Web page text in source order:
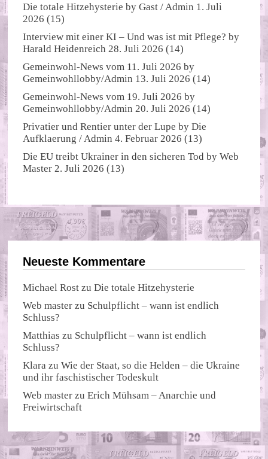
Die totale Hitzehysterie byGast / Admin 1. Juli
2026 (15)
Interview mit einer KI – Und was ist mit Pflege? by
Harald Heidenreich 28. Juli 2026 (14)
Gemeinwohl-News vom 11. Juli 2026 by
Gemeinwohllobby/Admin 13. Juli 2026 (14)
Gemeinwohl-News vom 19. Juli 2026 by
Gemeinwohllobby/Admin 20. Juli 2026 (14)
Privatier und Rentier unter der Lupe byDie
Aufklaerung / Admin 4. Februar 2026 (13)
Die EU treibt Ukrainer in den sicheren Tod byWeb
Master 2. Juli 2026 (13)
Neueste Kommentare
Michael Rost zuDie totale Hitzehysterie
Web master zu Schulpflicht – wann ist endlich
Schluss?
Matthias zu Schulpflicht – wann ist endlich
Schluss?
Klara zuWie der Staat, so die Helden – die Ukraine
und ihr faschistischer Todeskult
Web master zuErich Mühsam – Anarchie und
Freiwirtschaft